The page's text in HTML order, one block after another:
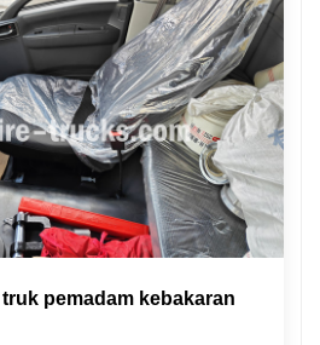
pemadam kebakaran